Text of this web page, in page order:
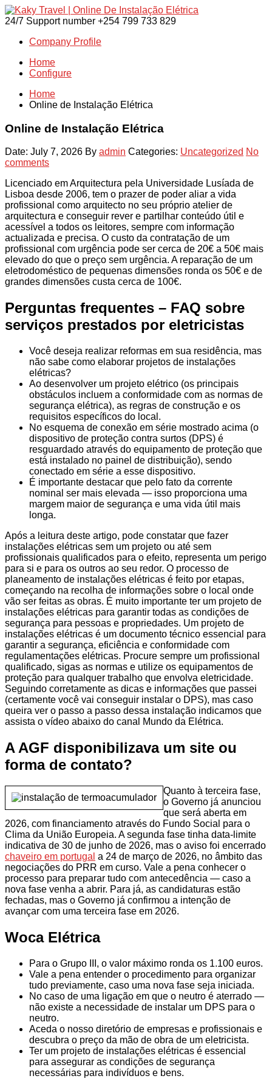
24/7 Support number +254 799 733 829
Company Profile
Home
Configure
Home
Online de Instalação Elétrica
Online de Instalação Elétrica
Date: July 7, 2026 By admin Categories: Uncategorized No
comments
Licenciado em Arquitectura pela Universidade Lusíada de
Lisboa desde 2006, tem o prazer de poder aliar a vida
profissional como arquitecto no seu próprio atelier de
arquitectura e conseguir rever e partilhar conteúdo útil e
acessível a todos os leitores, sempre com informação
actualizada e precisa. O custo da contratação de um
profissional com urgência pode ser cerca de 20€ a 50€ mais
elevado do que o preço sem urgência. A reparação de um
eletrodoméstico de pequenas dimensões ronda os 50€ e de
grandes dimensões custa cerca de 100€.
Perguntas frequentes – FAQ sobre
serviços prestados por eletricistas
Você deseja realizar reformas em sua residência, mas
não sabe como elaborar projetos de instalações
elétricas?
Ao desenvolver um projeto elétrico (os principais
obstáculos incluem a conformidade com as normas de
segurança elétrica), as regras de construção e os
requisitos específicos do local.
No esquema de conexão em série mostrado acima (o
dispositivo de proteção contra surtos (DPS) é
resguardado através do equipamento de proteção que
está instalado no painel de distribuição), sendo
conectado em série a esse dispositivo.
É importante destacar que pelo fato da corrente
nominal ser mais elevada — isso proporciona uma
margem maior de segurança e uma vida útil mais
longa.
Após a leitura deste artigo, pode constatar que fazer
instalações elétricas sem um projeto ou até sem
profissionais qualificados para o efeito, representa um perigo
para si e para os outros ao seu redor. O processo de
planeamento de instalações elétricas é feito por etapas,
começando na recolha de informações sobre o local onde
vão ser feitas as obras. É muito importante ter um projeto de
instalações elétricas para garantir todas as condições de
segurança para pessoas e propriedades. Um projeto de
instalações elétricas é um documento técnico essencial para
garantir a segurança, eficiência e conformidade com
regulamentações elétricas. Procure sempre um profissional
qualificado, sigas as normas e utilize os equipamentos de
proteção para qualquer trabalho que envolva eletricidade.
Seguindo corretamente as dicas e informações que passei
(certamente você vai conseguir instalar o DPS), mas caso
queira ver o passo a passo dessa instalação indicamos que
assista o vídeo abaixo do canal Mundo da Elétrica.
A AGF disponibilizava um site ou
forma de contato?
Quanto à terceira fase,
o Governo já anunciou
que será aberta em
2026, com financiamento através do Fundo Social para o
Clima da União Europeia. A segunda fase tinha data-limite
indicativa de 30 de junho de 2026, mas o aviso foi encerrado
chaveiro em portugal a 24 de março de 2026, no âmbito das
negociações do PRR em curso. Vale a pena conhecer o
processo para preparar tudo com antecedência — caso a
nova fase venha a abrir. Para já, as candidaturas estão
fechadas, mas o Governo já confirmou a intenção de
avançar com uma terceira fase em 2026.
Woca Elétrica
Para o Grupo III, o valor máximo ronda os 1.100 euros.
Vale a pena entender o procedimento para organizar
tudo previamente, caso uma nova fase seja iniciada.
No caso de uma ligação em que o neutro é aterrado —
não existe a necessidade de instalar um DPS para o
neutro.
Aceda o nosso diretório de empresas e profissionais e
descubra o preço da mão de obra de um eletricista.
Ter um projeto de instalações elétricas é essencial
para assegurar as condições de segurança
necessárias para indivíduos e bens.